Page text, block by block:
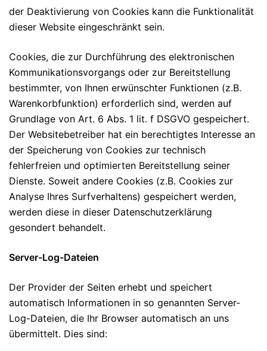
der Deaktivierung von Cookies kann die Funktionalität
dieser Website eingeschränkt sein.
Cookies, die zur Durchführung des elektronischen
Kommunikationsvorgangs oder zur Bereitstellung
bestimmter, von Ihnen erwünschter Funktionen (z.B.
Warenkorbfunktion) erforderlich sind, werden auf
Grundlage von Art. 6 Abs. 1 lit. f DSGVO gespeichert.
Der Websitebetreiber hat ein berechtigtes Interesse an
der Speicherung von Cookies zur technisch
fehlerfreien und optimierten Bereitstellung seiner
Dienste. Soweit andere Cookies (z.B. Cookies zur
Analyse Ihres Surfverhaltens) gespeichert werden,
werden diese in dieser Datenschutzerklärung
gesondert behandelt.
Server-Log-Dateien
Der Provider der Seiten erhebt und speichert
automatisch Informationen in so genannten Server-
Log-Dateien, die Ihr Browser automatisch an uns
übermittelt. Dies sind: